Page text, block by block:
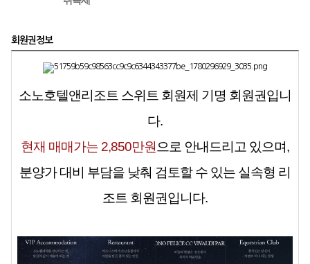
회원권정보
소노호텔앤리조트 스위트 회원제 기명 회원권입니
다.
현재 매매가는 2,850만원 으로 안내드리고 있으며,
분양가 대비 부담을 낮춰 검토할 수 있는 실속형 리
조트 회원권입니다.